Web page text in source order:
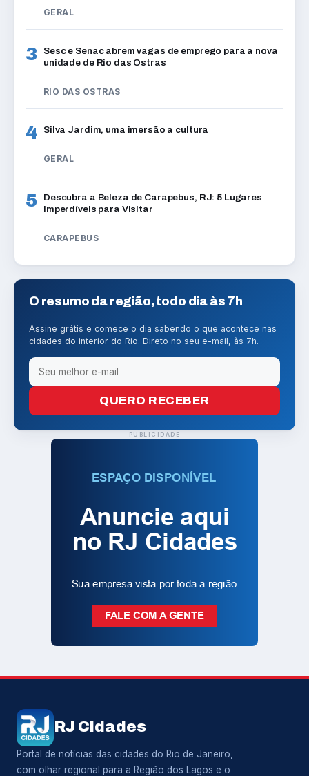
GERAL
3
Sesc e Senac abrem vagas de emprego para a nova
unidade de Rio das Ostras
RIO DAS OSTRAS
4 Silva Jardim, uma imersão a cultura
GERAL
5
Descubra a Beleza de Carapebus, RJ: 5 Lugares
Imperdíveis para Visitar
CARAPEBUS
O resumo da região, todo dia às 7h
Assine grátis e comece o dia sabendo o que acontece nas
cidades do interior do Rio. Direto no seu e-mail, às 7h.
QUERO RECEBER
PUBLICIDADE
RJ Cidades
Portal de notícias das cidades do Rio de Janeiro,
com olhar regional para a Região dos Lagos e o